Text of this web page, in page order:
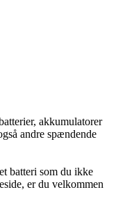
akkumulatorer
andre spændende
batteri som du ikke
er du velkommen